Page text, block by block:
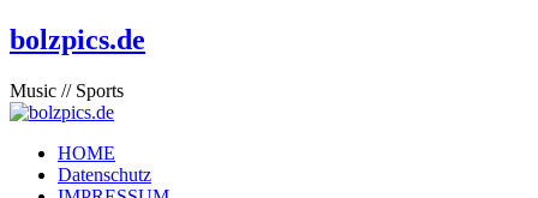
bolzpics.de
Music // Sports
HOME
Datenschutz